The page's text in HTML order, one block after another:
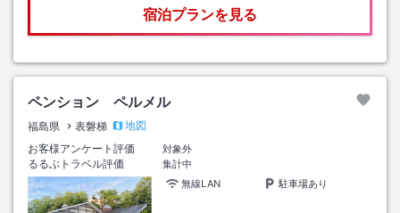
宿泊プランを見る
ペンション ペルメル
福島県 表磐梯
地図
お客様アンケート評価
対象外
るるぶトラベル評価
集計中
無線LAN
駐車場あり